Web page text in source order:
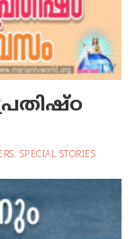
, SPECIAL STORIES